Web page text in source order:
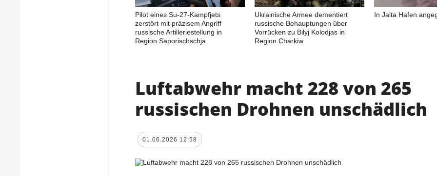
Pilot eines Su-27-Kampfjets
zerstört mit präzisem Angriff
russische Artilleriestellung in
Region Saporischschja
Ukrainische Armee dementiert
russische Behauptungen über
Vorrücken zu Bilyj Kolodjas in
Region Charkiw
In Jalta Hafen
Luftabwehr macht 228 von 265
russischen Drohnen unschädlich
01.06.2026 12:58